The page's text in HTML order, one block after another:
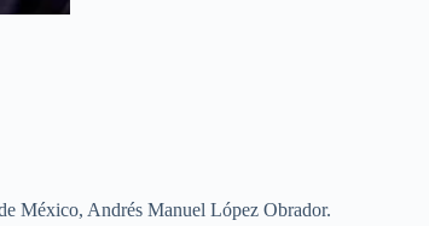
México, Andrés Manuel López Obrador.